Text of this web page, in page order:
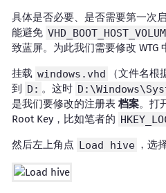
具体是否必要、是否需要第一次
能避免
致蓝屏。为此我们需要修改 WTG
挂载 windows.vhd
（文件名
到
D: 。这时
是我们要修改的注册表 档案。打
Root Key，比如笔者的
然后左上角点 Load hive ，选